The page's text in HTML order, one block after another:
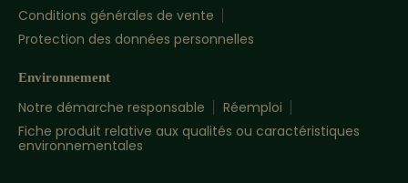
Conditions générales de vente
Protection des données personnelles
Environnement
Notre démarche responsable
Réemploi
Fiche produit relative aux qualités ou caractéristiques
environnementales